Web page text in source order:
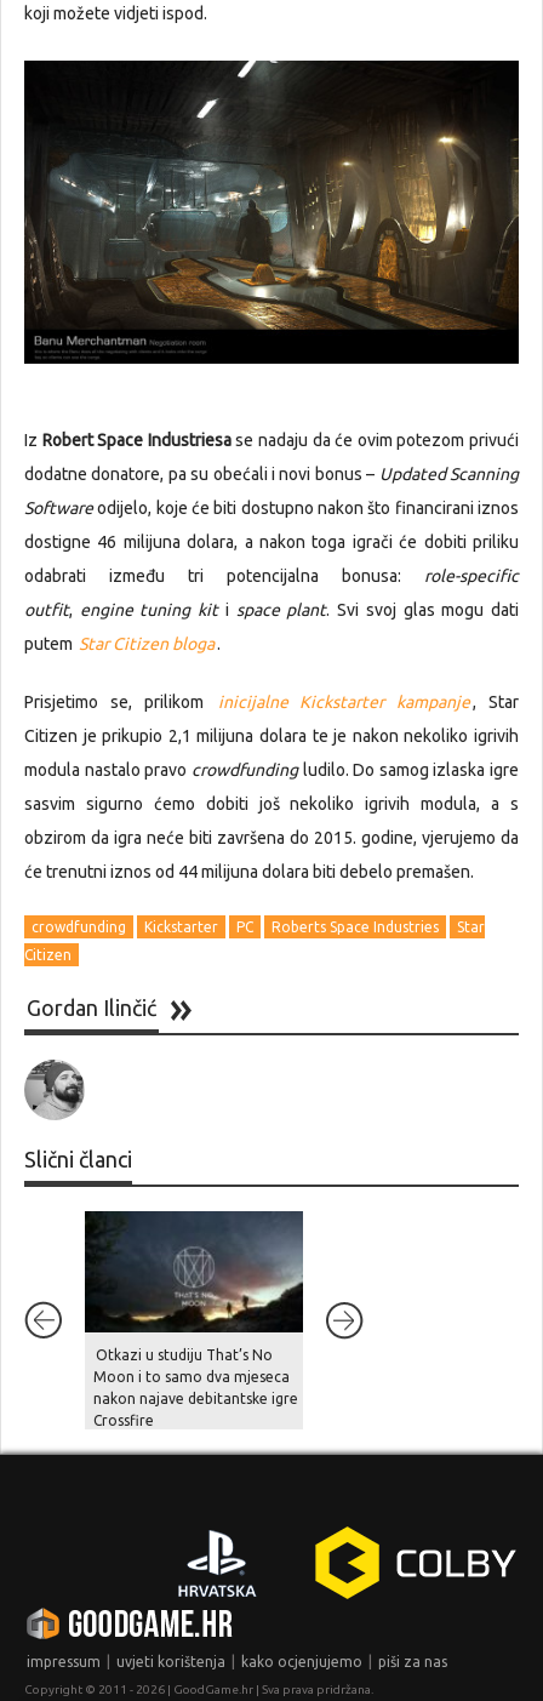
koji možete vidjeti ispod.
Iz Robert Space Industriesase nadaju da će ovim potezom privući
dodatne donatore, pa su obećali i novi bonus – Updated Scanning
Softwareodijelo, koje će biti dostupno nakon što financirani iznos
dostigne 46 milijuna dolara, a nakon toga igrači će dobiti priliku
odabrati između tri potencijalna bonusa: role-specific
outfit, engine tuning kiti space plant. Svi svoj glas mogu dati
putem Star Citizen bloga.
Prisjetimo se, prilikom inicijalne Kickstarter kampanje, Star
Citizen je prikupio 2,1 milijuna dolara te je nakon nekoliko igrivih
modula nastalo pravo crowdfundingludilo. Do samog izlaska igre
sasvim sigurno ćemo dobiti još nekoliko igrivih modula, a s
obzirom da igra neće biti završena do 2015. godine, vjerujemo da
će trenutni iznos od 44 milijuna dolara biti debelo premašen.
crowdfunding Kickstarter PC Roberts Space Industries
Star
Citizen
Gordan Ilinčić
Slični članci
Otkazi u studiju That’s No
Moon i to samo dva mjeseca
nakon najave debitantske igre
Crossfire
impressum uvjeti korištenja kako ocjenjujemo piši za nas
Copyright © 2011 - 2026 | GoodGame.hr | Sva prava pridržana.